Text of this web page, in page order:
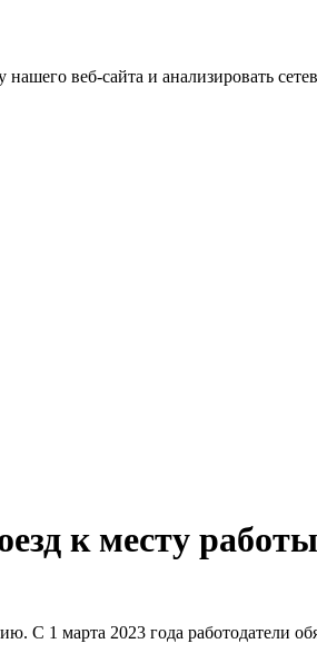
веб-сайта и анализировать
к месту работы
1 марта 2023 года работодатели